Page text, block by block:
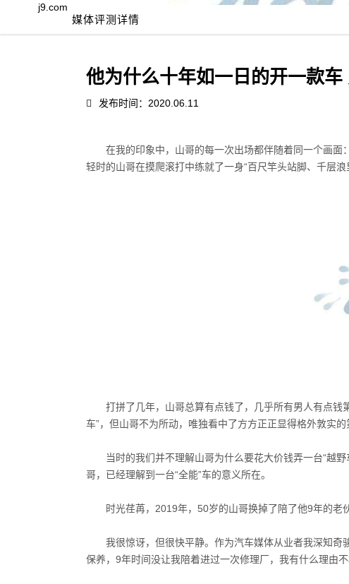
j9.com
媒体评测详情
他为什么十年如一日的开一款
发布时间：2020.06.11
在我的印象中，山哥的每一次出场都伴随着同一个画面
轻时的山哥在摸爬滚打中练就了一身“百尺竿头站脚、千层
打拼了几年，山哥总算有点钱了，几乎所有男人有点
车”，但山哥不为所动，唯独看中了方方正正显得格外敦实的
当时的我们并不理解山哥为什么要花大价钱弄一台“越
哥，已经理解到一台“全能”车的意义所在。
时光荏苒，2019年，50岁的山哥换掉了陪了他9年的
我很惊讶，但很快平静。作为汽车媒体从业者我深知
保养，9年时间没让我陪着进过一次修理厂，我有什么理由